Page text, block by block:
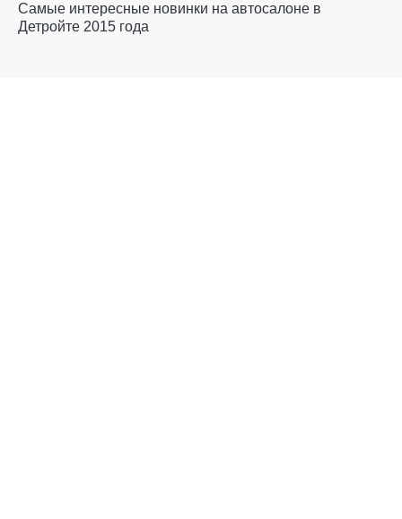
Самые интересные новинки на автосалоне в
Детройте 2015 года